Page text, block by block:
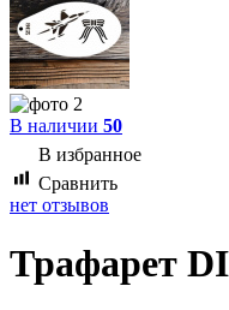
В наличии 50
В избранное
Сравнить
нет отзывов
Трафарет